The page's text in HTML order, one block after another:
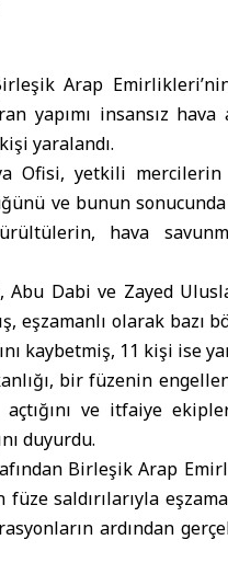
Arap Emirlikleri
yapımı insansız hava
yaralandı.
Ofisi, yetkili mercilerin
ve bunun sonucunda
hava
Dabi ve Zayed
eşzamanlı olarak
kaybetmiş, 11 kişi ise
bir füzenin
açtığını ve itfaiye
duyurdu.
Birleşik Arap
saldırılarıyla
ardından